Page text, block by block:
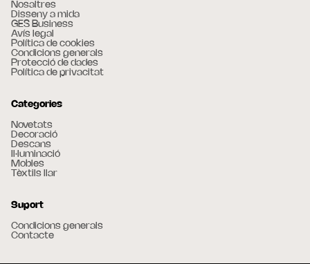
Nosaltres
Disseny a mida
GES Business
Avís legal
Política de cookies
Condicions generals
Protecció de dades
Política de privacitat
Categories
Novetats
Decoració
Descans
Il·luminació
Mobles
Tèxtils llar
Suport
Condicions generals
Contacte